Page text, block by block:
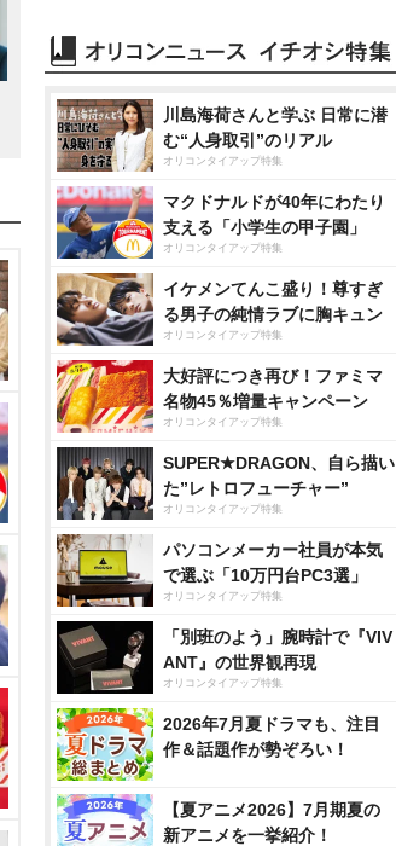
川島海荷さんと学ぶ 日常に潜
む“人身取引”のリアル
オリコンタイアップ特集
マクドナルドが40年にわたり
支える「小学生の甲子園」
オリコンタイアップ特集
イケメンてんこ盛り！尊すぎ
る男子の純情ラブに胸キュン
オリコンタイアップ特集
大好評につき再び！ファミマ
名物45％増量キャンペーン
オリコンタイアップ特集
SUPER★DRAGON、自ら描い
た”レトロフューチャー”
オリコンタイアップ特集
パソコンメーカー社員が本気
で選ぶ「10万円台PC3選」
オリコンタイアップ特集
「別班のよう」腕時計で『VIV
ANT』の世界観再現
オリコンタイアップ特集
2026年7月夏ドラマも、注目
作＆話題作が勢ぞろい！
【夏アニメ2026】7月期夏の
新アニメを一挙紹介！